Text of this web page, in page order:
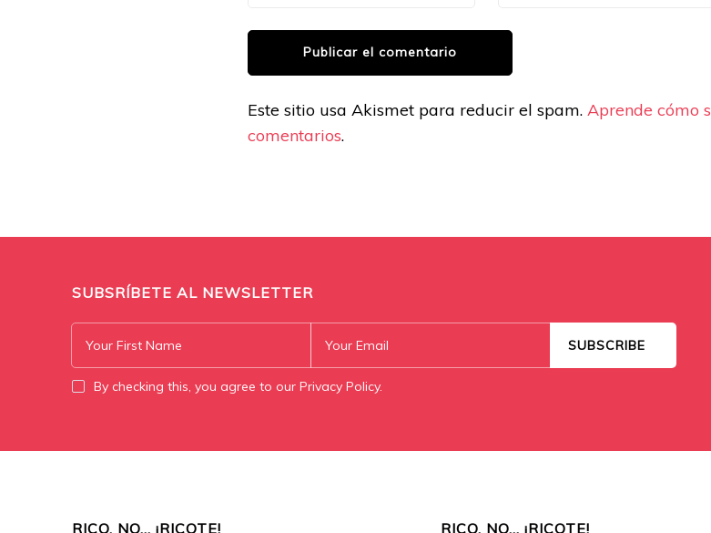
Este sitio usa Akismet para reducir el spam. Aprende cómo
comentarios.
SUBSRÍBETE AL NEWSLETTER
By checking this, you agree to our Privacy Policy.
RICO, NO… ¡RICOTE! RICO, NO… ¡RICOTE!